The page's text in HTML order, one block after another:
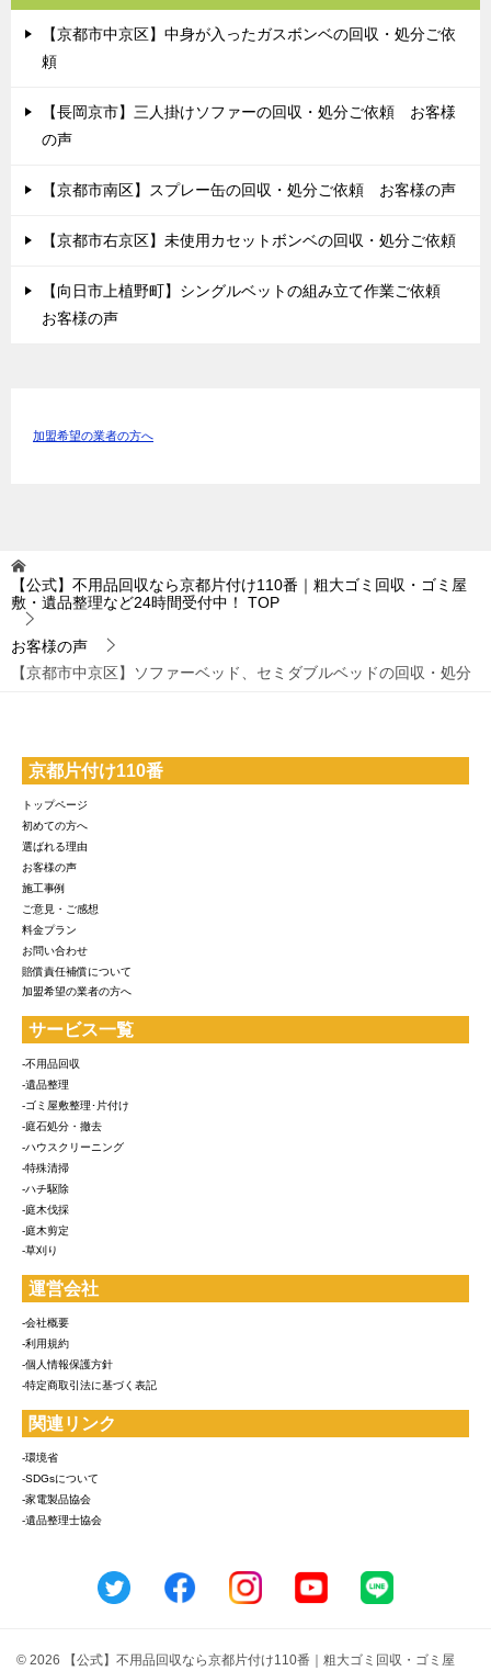
【京都市中京区】中身が入ったガスボンベの回収・処分ご依
頼
【長岡京市】三人掛けソファーの回収・処分ご依頼 お客様
の声
【京都市南区】スプレー缶の回収・処分ご依頼 お客様の声
【京都市右京区】未使用カセットボンベの回収・処分ご依頼
【向日市上植野町】シングルベットの組み立て作業ご依頼
お客様の声
加盟希望の業者の方へ
【公式】不用品回収なら京都片付け110番｜粗大ゴミ回収・ゴミ屋
敷・遺品整理など24時間受付中！
TOP
お客様の声
【京都市中京区】ソファーベッド、セミダブルベッドの回収・処分
京都片付け110番
トップページ
初めての方へ
選ばれる理由
お客様の声
施工事例
ご意見・ご感想
料金プラン
お問い合わせ
賠償責任補償について
加盟希望の業者の方へ
サービス一覧
-不用品回収
-遺品整理
-ゴミ屋敷整理･片付け
-庭石処分・撤去
-ハウスクリーニング
-特殊清掃
-ハチ駆除
-庭木伐採
-庭木剪定
-草刈り
運営会社
-会社概要
-利用規約
-個人情報保護方針
-特定商取引法に基づく表記
関連リンク
-環境省
-SDGsについて
-家電製品協会
-遺品整理士協会
© 2026 【公式】不用品回収なら京都片付け110番｜粗大ゴミ回収・ゴミ屋